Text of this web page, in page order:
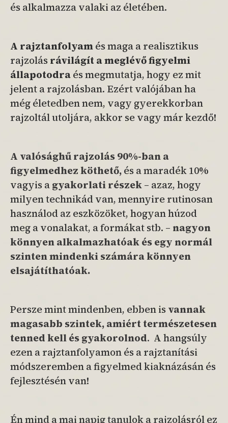
és alkalmazza valaki az életében.
A rajztanfolyamés maga a realisztikus
rajzolásrávilágít a meglévő figyelmi
állapotodraés megmutatja, hogy ez mit
jelent a rajzolásban. Ezért valójában ha
még életedben nem, vagy gyerekkorban
rajzoltál utoljára, akkor se vagy már kezdő!
A valósághű rajzolás 90%-ban a
figyelmedhez köthető,és a maradék 10%
vagyis agyakorlati részek– azaz, hogy
milyen technikád van, mennyire rutinosan
használod az eszközöket, hogyan húzod
meg a vonalakat, a formákat stb. – nagyon
könnyen alkalmazhatóakés egy normál
szinten mindenki számára könnyen
elsajátíthatóak.
Persze mint mindenben, ebben isvannak
magasabb szintek, amiért természetesen
tenned kell és gyakorolnod. A hangsúly
ezen a rajztanfolyamon és a rajztanítási
módszeremben a figyelmed kiaknázásán és
fejlesztésén van!
Én mind a mai napig tanulok a rajzolásról ez